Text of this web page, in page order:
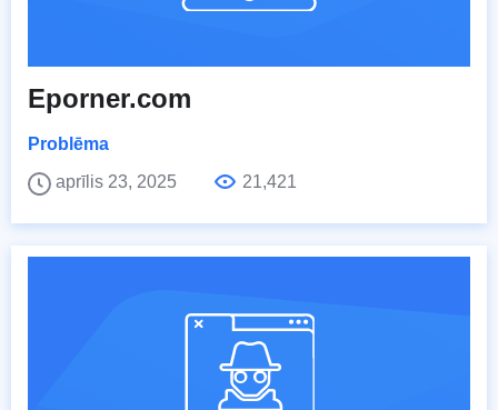
Eporner.com
Problēma
aprīlis 23, 2025
21,421